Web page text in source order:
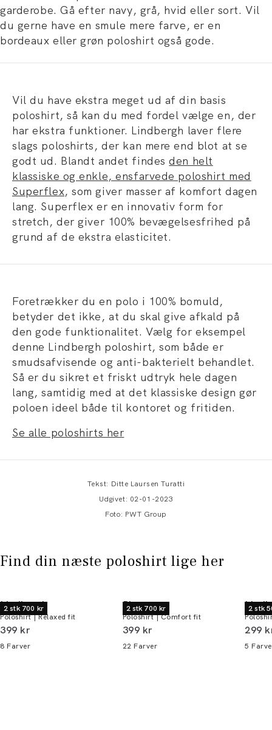
garderobe. Gå efter navy, grå, hvid eller sort. Vil
du gerne have en smule mere farve, er en
bordeaux eller grøn poloshirt også gode.
Vil du have ekstra meget ud af din basis
poloshirt, så kan du med fordel vælge en, der
har ekstra funktioner. Lindbergh laver flere
slags poloshirts, der kan mere end blot at se
godt ud. Blandt andet findesden helt
klassiske og enkle, ensfarvede poloshirt med
Superflex, som giver masser af komfort dagen
lang. Superflex er en innovativ form for
stretch, der giver 100% bevægelsesfrihed på
grund af de ekstra elasticitet.
Foretrækker du en polo i 100% bomuld,
betyder det ikke, at du skal give afkald på
den gode funktionalitet. Vælg for eksempel
denne Lindbergh poloshirt, som både er
smudsafvisende og anti-bakterielt behandlet.
Så er du sikret et friskt udtryk hele dagen
lang, samtidig med at det klassiske design gør
poloen ideel både til kontoret og fritiden.
Se alle poloshirts her
Tekst: Ditte Laursen Turatti
Udgivet: 02-01-2023
Foto: PWT Group
Find din næste poloshirt lige her
2 stk 700 kr
Lindbergh
Poloshirt | Relaxed fit
I alt (inkl. rabat)
399 kr
8 Farver
2 stk 700 kr
Bison
Poloshirt | Comfort fit
I alt (inkl. rabat)
399 kr
22 Farver
2 stk
I alt
299
5